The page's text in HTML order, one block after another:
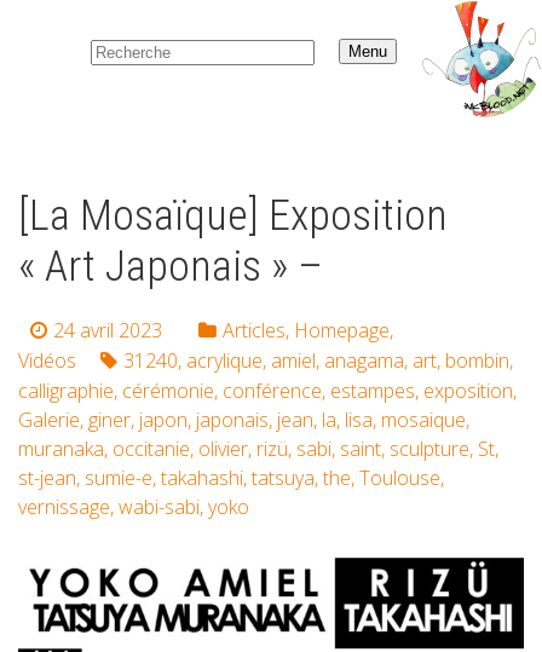
Menu
[La Mosaïque] Exposition
« Art Japonais » –
24 avril 2023 Articles, Homepage,
Vidéos
31240, acrylique, amiel, anagama, art, bombin,
calligraphie, cérémonie, conférence, estampes, exposition,
Galerie, giner, japon, japonais, jean, la, lisa, mosaique,
muranaka, occitanie, olivier, rizü, sabi, saint, sculpture, St,
st-jean, sumie-e,takahashi,tatsuya,the,Toulouse,
vernissage,wabi-sabi,yoko